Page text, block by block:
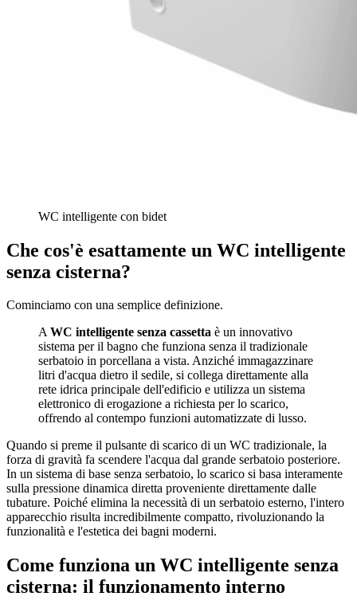
WC intelligente con bidet
Che cos'è esattamente un WC intelligente
senza cisterna?
Cominciamo con una semplice definizione.
AWC intelligente senza cassetta è un innovativo
sistema per il bagno che funziona senza il tradizionale
serbatoio in porcellana a vista. Anziché immagazzinare
litri d'acqua dietro il sedile, si collega direttamente alla
rete idrica principale dell'edificio e utilizza un sistema
elettronico di erogazione a richiesta per lo scarico,
offrendo al contempo funzioni automatizzate di lusso.
Quando si preme il pulsante di scarico di un WC tradizionale, la
forza di gravità fa scendere l'acqua dal grande serbatoio posteriore.
In un sistema di base senza serbatoio, lo scarico si basa interamente
sulla pressione dinamica diretta proveniente direttamente dalle
tubature. Poiché elimina la necessità di un serbatoio esterno, l'intero
apparecchio risulta incredibilmente compatto, rivoluzionando la
funzionalità e l'estetica dei bagni moderni.
Come funziona un WC intelligente senza
cisterna: il funzionamento interno